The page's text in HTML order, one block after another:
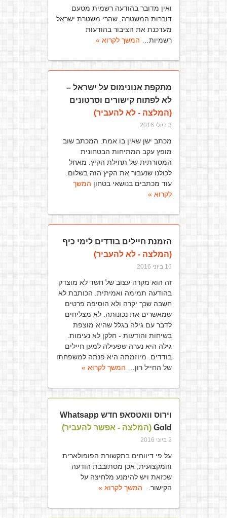
ואין מדובר בהודעה רשמית מטעם
דוברות המשטרה, שהרי משטרת ישראל
מעדכנת את הציבור בהודעות
רשמיות… המשך לקרוא »
מתקפת אנונימוס על ישראל –
לא לפתוח קישורים וסרטונים
(המלצה - לא להעביר)
3 ביולי 2016
מכתב ישן שאין בו אמת. המכתב שוב
מופץ עקב המתיחות הבטחונית
המסורתית של תחילת הקיץ. מאחל
לכולנו שנעבור את הקיץ הזה בשלום.
עוד מכתבים בנושאי בטחון המשך
לקרוא »
הזמנת חיילים בודדים לימי כיף
(המלצה - לא להעביר)
16 ביוני 2016
זה הוא מקרה עצוב של חשד לא מוצדק
בהודעה תמימה ואמיתית. הכותבת לא
חשבה שכך יקרה ולא הוסיפה פרטים
שמאשרים את נכונותה. לא מצליחים
לדבר עם גילה בגלל שהיא מוצפת
בשיחות והודעות - חלקן לא נעימות.
גילה היא נערה שפעילה למען חיילים
בודדים. מיוזמתה היא פנתה למשפחתו
של החייל רון… המשך לקרוא »
וירוס וואטסאפ חדש Whatsapp
Gold (המלצה - אפשר להעביר)
2 ביוני 2016
על פי דיווחים בתקשורת הפופולארית
והמקצועית, אכן מסתובבת הודעה
שכזאת ויש להימנע מלחיצה על
הקישור. המשך לקרוא »